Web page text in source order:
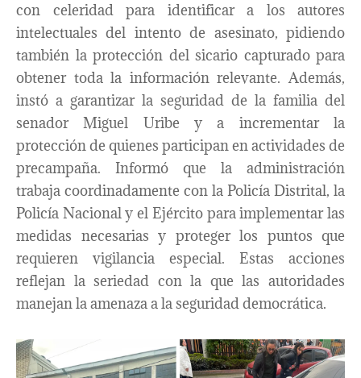
con celeridad para identificar a los autores
intelectuales del intento de asesinato, pidiendo
también la protección del sicario capturado para
obtener toda la información relevante. Además,
instó a garantizar la seguridad de la familia del
senador Miguel Uribe y a incrementar la
protección de quienes participan en actividades de
precampaña. Informó que la administración
trabaja coordinadamente con la Policía Distrital, la
Policía Nacional y el Ejército para implementar las
medidas necesarias y proteger los puntos que
requieren vigilancia especial. Estas acciones
reflejan la seriedad con la que las autoridades
manejan la amenaza a la seguridad democrática.